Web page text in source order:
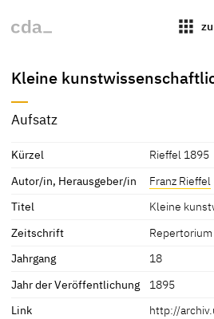
apps
Kleine
Aufsatz
Kürzel
Rieffel 1895
Autor/in, Herausgeber/in
Franz Rieffel
Titel
Kleine
Zeitschrift
Jahrgang
18
Jahr der Veröffentlichung
1895
Link
http://